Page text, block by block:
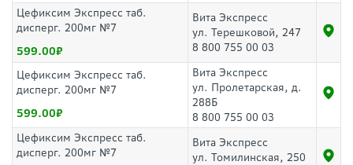
Цефиксим Экспресс таб.
дисперг. 200мг №7
599.00
Вита Экспресс
ул. Терешковой, 247
8 800 755 00 03
Цефиксим Экспресс таб.
дисперг. 200мг №7
599.00
Вита Экспресс
ул. Пролетарская, д.
288Б
8 800 755 00 03
Цефиксим Экспресс таб.
дисперг. 200мг №7
Вита Экспресс
ул. Томилинская, 250